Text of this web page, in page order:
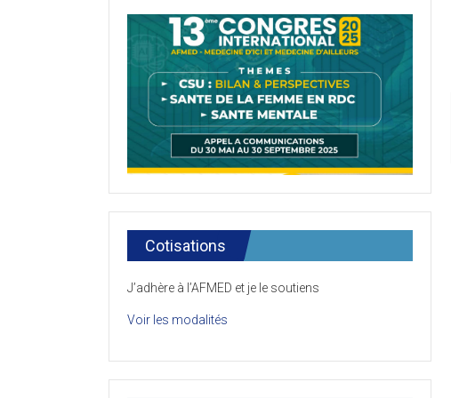
Cotisations
J’adhère à l’AFMED et je le soutiens
Voir les modalités